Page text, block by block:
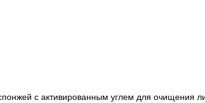
с активированным углем для очищения